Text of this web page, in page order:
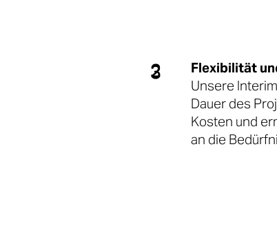
2
3
Flexibilität
Unsere
Dauer des
Kosten und
an die